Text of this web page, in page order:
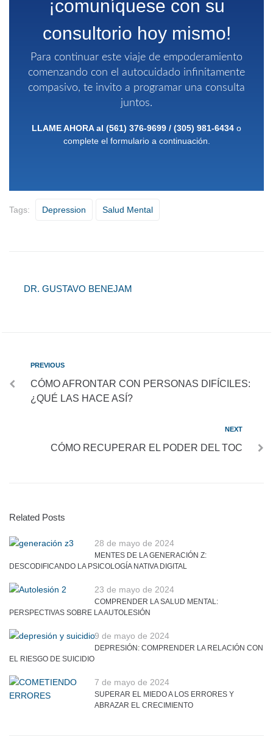
¡comuníquese con su
consultorio hoy mismo!
Para continuar este viaje de empoderamiento
comenzando con el autocuidado infinitamente
compasivo, te invito a programar una consulta
juntos.
LLAME AHORA al (561) 376-9699 / (305) 981-6434 o
complete el formulario a continuación.
Tags: Depression Salud Mental
DR. GUSTAVO BENEJAM
PREVIOUS
CÓMO AFRONTAR CON PERSONAS DIFÍCILES:
¿QUÉ LAS HACE ASÍ?
NEXT
CÓMO RECUPERAR EL PODER DEL TOC
Related Posts
28 de mayo de 2024
MENTES DE LA GENERACIÓN Z:
DESCODIFICANDO LA PSICOLOGÍA NATIVA DIGITAL
23 de mayo de 2024
COMPRENDER LA SALUD MENTAL:
PERSPECTIVAS SOBRE LA AUTOLESIÓN
9 de mayo de 2024
DEPRESIÓN: COMPRENDER LA RELACIÓN CON
EL RIESGO DE SUICIDIO
7 de mayo de 2024
SUPERAR EL MIEDO A LOS ERRORES Y
ABRAZAR EL CRECIMIENTO